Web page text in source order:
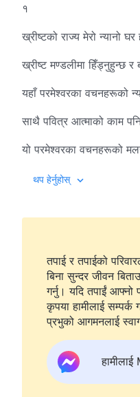
१
ख्रीष्टको राज्य मेरो न्यानो
ख्रीष्ट मण्डलीमा हिँड्नुहुन्छ
यहाँ परमेश्‍वरका वचनहरूको
साथै पवित्र आत्माको काम
यो परमेश्‍वरका वचनहरूको
जसले हाम्रा जीवनलाई बढ्न
ख्रीष्टको राज्य मेरो न्यानो
परमेश्‍वरका वचनहरूले
हामी सत्यताअनुसार कार्य
अब कुनै आपसी झगडा वा
थप हेर्नुहोस्
तपाई र तपाईको
बिना सुन्दर जीवन
गर्नु। यदि तपाईं आफ्नो
कृपया हामीलाई सम्पर्क गर्न
प्रभुको आगमनलाई